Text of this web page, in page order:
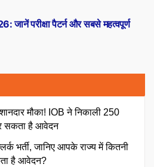
परीक्षा पैटर्न और सबसे महत्वपूर्ण
मौका! IOB ने निकाली 250
सकता है आवेदन
भर्ती, जानिए आपके राज्य में कितनी
है आवेदन?